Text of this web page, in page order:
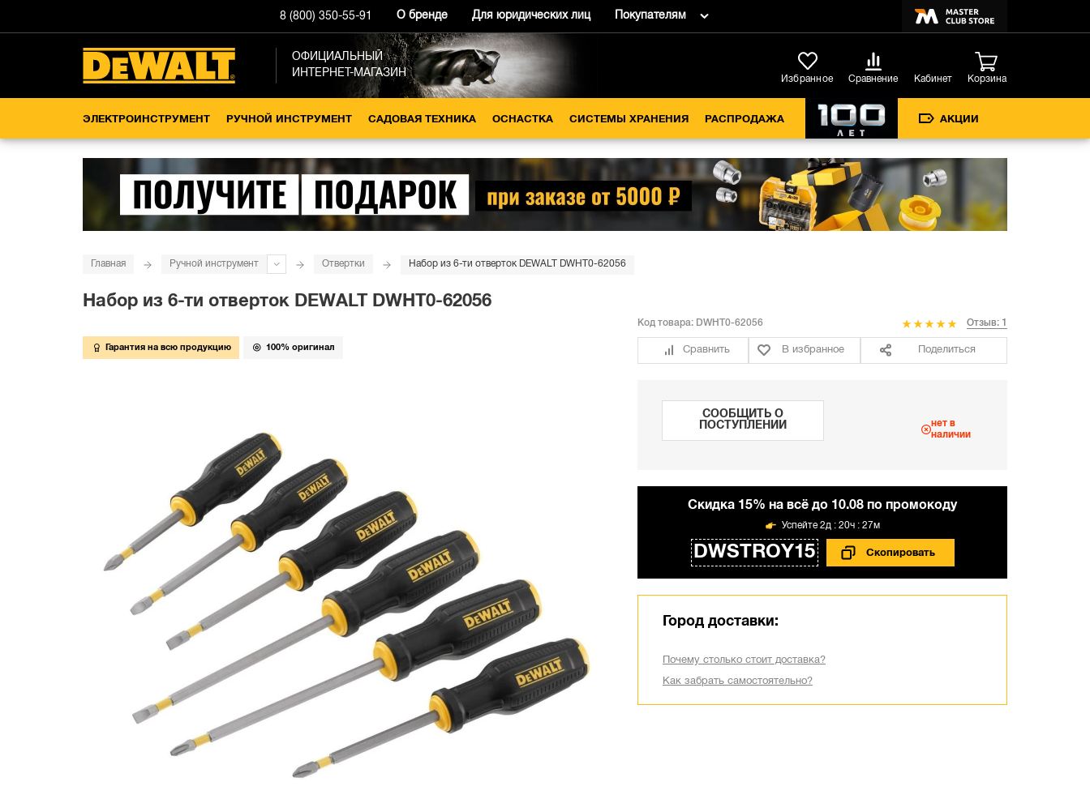
8 (800) 350-55-91 О бренде Для юридических лиц Покупателям
ОФИЦИАЛЬНЫЙ
ИНТЕРНЕТ-МАГАЗИН
Избранное Сравнение Кабинет Корзина
ЭЛЕКТРОИНСТРУМЕНТ РУЧНОЙ ИНСТРУМЕНТ САДОВАЯ ТЕХНИКА ОСНАСТКА СИСТЕМЫ ХРАНЕНИЯ РАСПРОДАЖА АКЦИИ
Главная Ручной инструмент Отвертки Набор из 6-ти отверток DEWALT DWHT0-62056
Набор из 6-ти отверток DEWALT DWHT0-62056
Гарантия на всю продукцию 100% оригинал
Код товара: DWHT0-62056 Отзыв: 1
Сравнить В избранное Поделиться
СООБЩИТЬ О
ПОСТУПЛЕНИИ
нет в
наличии
Cкидка 15% на всё до 10.08 по промокоду
DWSTROY15
2д : 20ч : 27м
Город доставки:
Почему столько стоит доставка?
Как забрать самостоятельно?